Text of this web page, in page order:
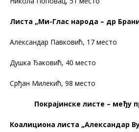
Листа „Ми-Глас народа – др
Александар Павковић, 17 место
Душка Ђаковић, 40 место
Срђан Милекић, 98 место
Покрајинске листе – међу
Коалициона листа „Александар